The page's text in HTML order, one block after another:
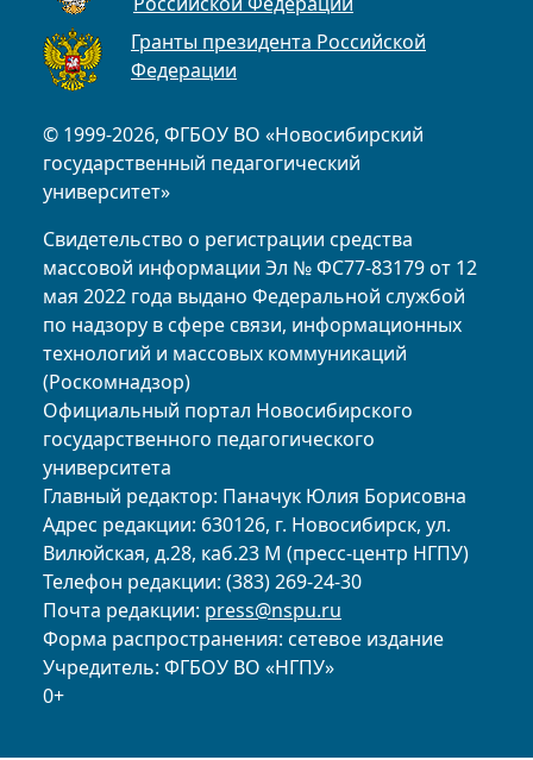
© 1999-2026, ФГБОУ ВО «Новосибирский
государственный педагогический
университет»
Свидетельство о регистрации средства
массовой информации Эл № ФС77-83179 от 12
мая 2022 года выдано Федеральной службой
по надзору в сфере связи, информационных
технологий и массовых коммуникаций
(Роскомнадзор)
Официальный портал Новосибирского
государственного педагогического
университета
Главный редактор: Паначук Юлия Борисовна
Адрес редакции: 630126, г. Новосибирск, ул.
Вилюйская, д.28, каб.23 М (пресс-центр НГПУ)
Телефон редакции: (383) 269-24-30
Почта редакции: press@nspu.ru
Форма распространения: сетевое издание
Учредитель: ФГБОУ ВО «НГПУ»
0+
Гранты президента Российской
Федерации